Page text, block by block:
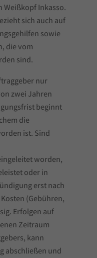
Weißkopf Inkasso.
sich auch auf
sowie
die vom
sind.
nur
zwei Jahren
beginnt
die
ist. Sind
worden,
oder in
erst nach
(Gebühren,
Erfolgen auf
Zeitraum
kann
abschließen und